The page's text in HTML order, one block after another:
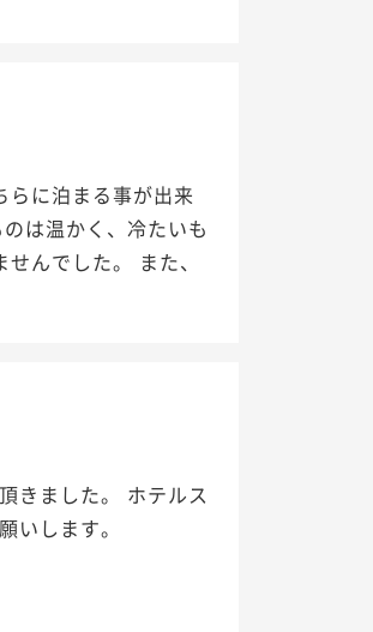
に泊まる事が出来
は温かく、冷たいも
んでした。 また、
きました。 ホテルス
いします。